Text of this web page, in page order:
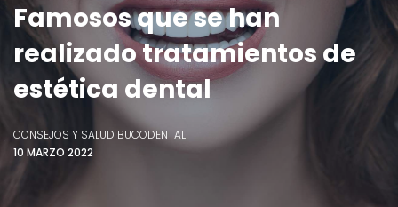
Famosos que se han
realizado tratamientos de
estética dental
CONSEJOS Y SALUD BUCODENTAL
10 MARZO 2022